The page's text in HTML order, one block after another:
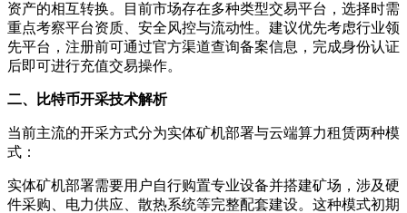
资产的相互转换。目前市场存在多种类型交易平台，选择时需
重点考察平台资质、安全风控与流动性。建议优先考虑行业领
先平台，注册前可通过官方渠道查询备案信息，完成身份认证
后即可进行充值交易操作。
二、比特币开采技术解析
当前主流的开采方式分为实体矿机部署与云端算力租赁两种模
式：
实体矿机部署需要用户自行购置专业设备并搭建矿场，涉及硬
件采购、电力供应、散热系统等完整配套建设。这种模式初期